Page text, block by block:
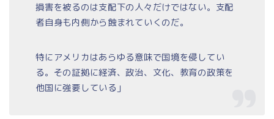
損害を被るのは支配下の人々だけではない。支配
者自身も内側から蝕まれていくのだ。
特にアメリカはあらゆる意味で国境を侵してい
る。その証拠に経済、政治、文化、教育の政策を
他国に強要している」